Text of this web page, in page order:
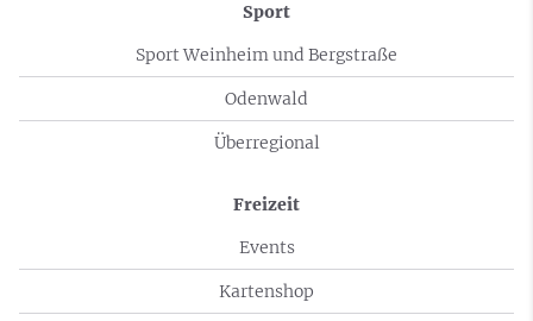
Sport
Sport Weinheim und Bergstraße
Odenwald
Überregional
Freizeit
Events
Kartenshop